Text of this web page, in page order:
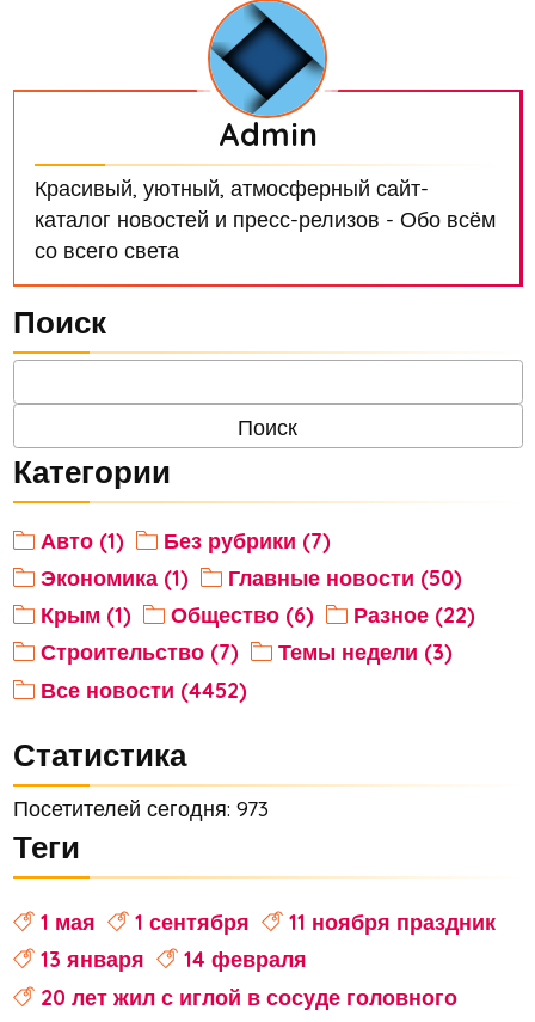
Admin
Красивый, уютный, атмосферный сайт-
каталог новостей и пресс-релизов - Обо всём
со всего света
Поиск
Категории
Авто (1)
Без рубрики (7)
Экономика (1)
Главные новости (50)
Крым (1)
Общество (6)
Разное (22)
Строительство (7)
Темы недели (3)
Все новости (4452)
Статистика
Посетителей сегодня: 973
Теги
1 мая 1 сентября
11 ноября праздник
13 января
14 февраля
20 лет жил с иглой в сосуде головного